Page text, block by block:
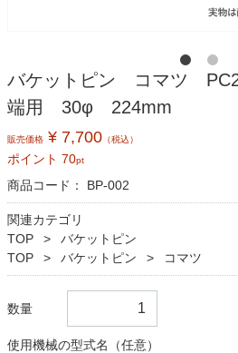
バケットピン コマツ
端用 30φ 224mm
販売価格 ¥ 7,700 （税込）
ポイント 70pt
商品コード： BP-002
関連カテゴリ
TOP
バケットピン
TOP
バケットピン コマツ
数量
使用機械の型式名（任意）